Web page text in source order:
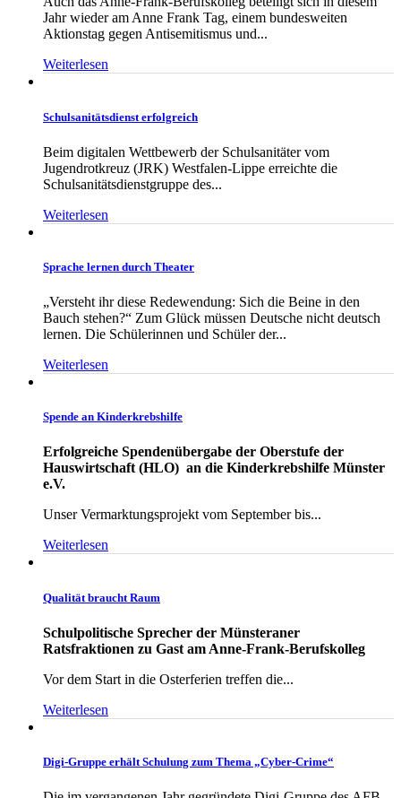
Jahr wieder am Anne Frank Tag, einem bundesweiten
Aktionstag gegen Antisemitismus und...
Weiterlesen
Schulsanitätsdienst erfolgreich
Beim digitalen Wettbewerb der Schulsanitäter vom
Jugendrotkreuz (JRK) Westfalen-Lippe erreichte die
Schulsanitätsdienstgruppe des...
Weiterlesen
Sprache lernen durch Theater
„Versteht ihr diese Redewendung: Sich die Beine in den
Bauch stehen?“ Zum Glück müssen Deutsche nicht deutsch
lernen. Die Schülerinnen und Schüler der...
Weiterlesen
Spende an Kinderkrebshilfe
Erfolgreiche Spendenübergabe der Oberstufe der
Hauswirtschaft (HLO) an die Kinderkrebshilfe Münster
e.V.
Unser Vermarktungsprojekt vom September bis...
Weiterlesen
Qualität braucht Raum
Schulpolitische Sprecher der Münsteraner
Ratsfraktionen zu Gast am Anne-Frank-Berufskolleg
Vor dem Start in die Osterferien treffen die...
Weiterlesen
Digi-Gruppe erhält Schulung zum Thema „Cyber-Crime“